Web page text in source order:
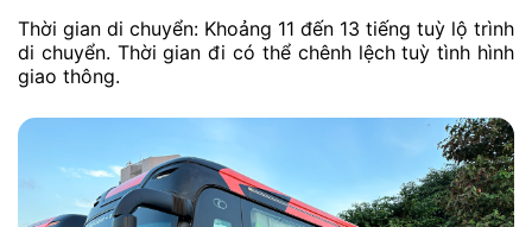
Thời gian di chuyển: Khoảng 11 đến 13 tiếng tuỳ lộ trình
di chuyển. Thời gian đi có thể chênh lệch tuỳ tình hình
giao thông.